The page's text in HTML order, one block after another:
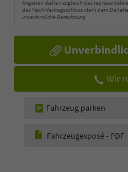
Angaben stellen zugleich das
dar. Nach Vertragsschluss steht dem
unverbindliche Berechnung
Wir
Fahrzeug parken
Fahrzeugexposé - PDF